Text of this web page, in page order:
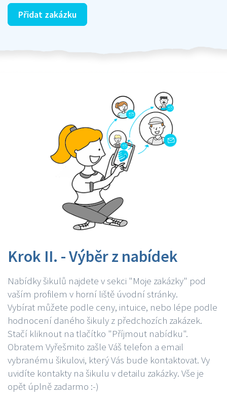
Přidat zakázku
Krok II. - Výběr z nabídek
Nabídky šikulů najdete v sekci "Moje zakázky" pod
vaším profilem v horní liště úvodní stránky.
Vybírat můžete podle ceny, intuice, nebo lépe podle
hodnocení daného šikuly z předchozích zakázek.
Stačí kliknout na tlačítko "Příjmout nabídku".
Obratem Vyřešmito zašle Váš telefon a email
vybranému šikulovi, který Vás bude kontaktovat. Vy
uvidíte kontakty na šikulu v detailu zakázky. Vše je
opět úplně zadarmo :-)